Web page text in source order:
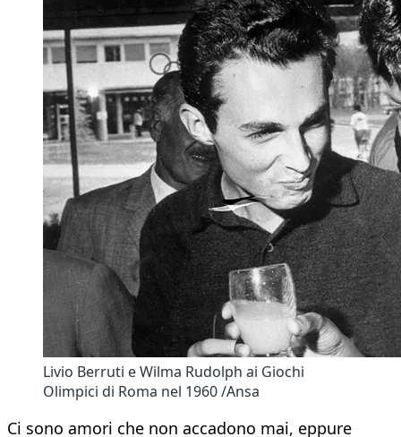
Livio Berruti e Wilma Rudolph ai Giochi
Olimpici di Roma nel 1960 /Ansa
Ci sono amori che non accadono mai, eppure